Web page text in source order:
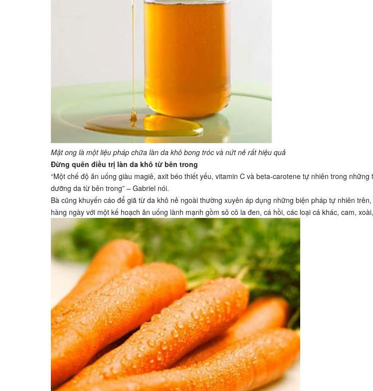
Mật ong là một liệu pháp chữa làn da khô bong tróc và nứt nẻ rất hiệu quả
Đừng quên điều trị làn da khô từ bên trong
“Một chế độ ăn uống giàu magiê, axit béo thiết yếu, vitamin C và beta-carotene tự nhiên trong
dưỡng da từ bên trong” – Gabriel nói.
Bà cũng khuyến cáo để giã từ da khô nẻ ngoài thường xuyên áp dụng những biện pháp tự nhiên
hàng ngày với một kế hoạch ăn uống lành mạnh gồm sô cô la đen, cá hồi, các loại cá khác, cam,